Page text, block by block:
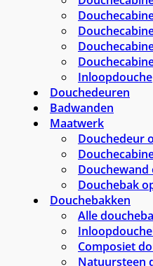
Inloopdouche
Douchedeuren
Badwanden
Maatwerk
Douchedeur
Douchewand
Douchebak
Douchebakken
Alle
Composiet
Natuursteen